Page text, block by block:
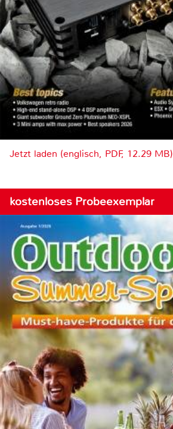
Jetzt laden (englisch, PDF, 12.29 MB)
kostenloses Probeexemplar